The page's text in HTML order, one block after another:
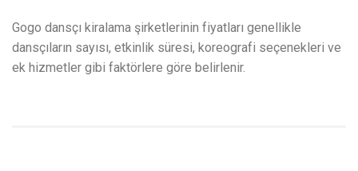
Gogo dansçı kiralama şirketlerinin fiyatları genellikle
dansçıların sayısı, etkinlik süresi, koreografi seçenekleri ve
ek hizmetler gibi faktörlere göre belirlenir.